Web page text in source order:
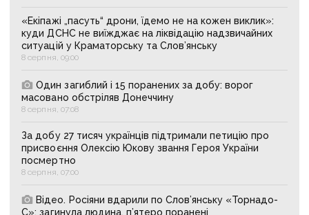
«Екіпажі „пасуть“ дрони, їдемо не на кожен виклик»:
куди ДСНС не виїжджає на ліквідацію надзвичайних
ситуацій у Краматорську та Слов’янську
8 серпня, 09:00
Один загиблий і 15 поранених за добу: ворог
масовано обстріляв Донеччину
8 серпня, 07:08
За добу 27 тисяч українців підтримали петицію про
присвоєння Олексію Юкову звання Героя України
посмертно
8 серпня, 07:00
Відео. Росіяни вдарили по Слов’янську «Торнадо-
С»: загинула людина, п’ятеро поранені